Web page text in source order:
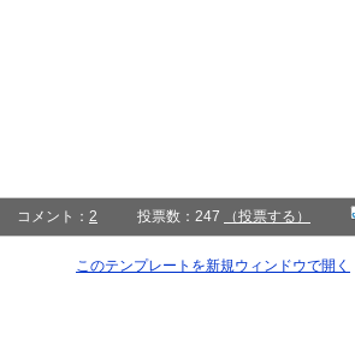
コメント： 2 投票数：247 （投票する）
このテンプレートを新規ウィンドウで開く